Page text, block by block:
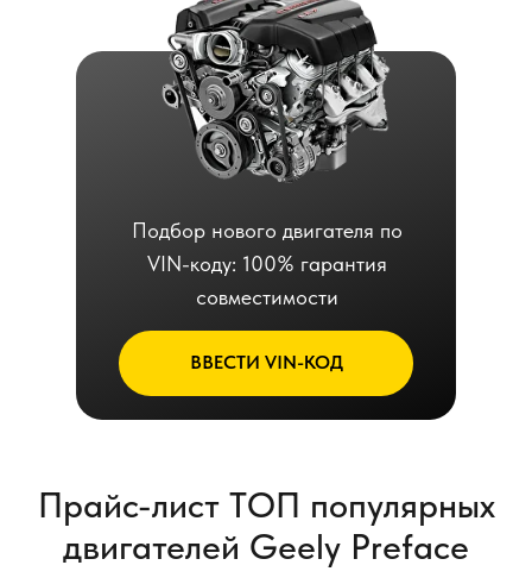
ВВЕСТИ VIN-КОД
Подбор нового двигателя по
VIN-коду: 100% гарантия
совместимости
Прайс-лист ТОП популярных
двигателей Geely Preface